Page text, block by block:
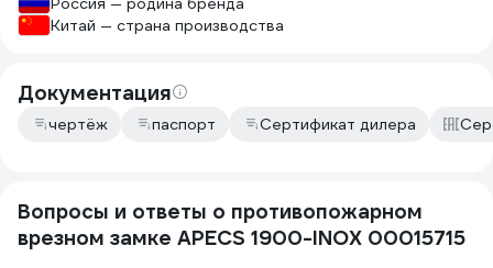
Китай — страна производства
Документация
чертёж паспорт Сертификат дилера
Вопросы и ответы о противопожарном
врезном замке APECS 1900-INOX 00015715